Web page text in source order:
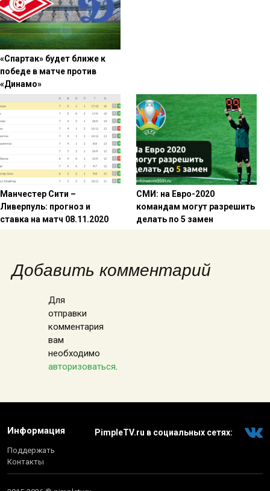
«Спартак» будет ближе к
победе в матче против
«Динамо»
Манчестер Сити –
Ливерпуль: прогноз и
ставка на матч 08.11.2020
СМИ: на Евро-2020
командам могут разрешить
делать по 5 замен
Добавить комментарий
Для
отправки
комментария
вам
необходимо
авторизоваться
Информация
Поддержать
Контакты
PimpleTV.ru в социальных сетях: